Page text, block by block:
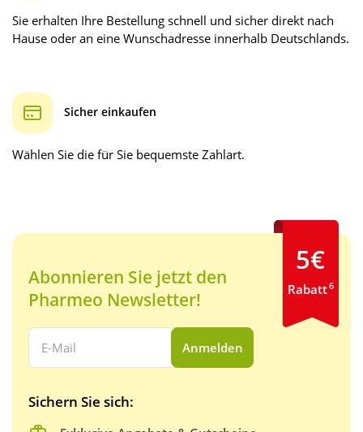
Sie erhalten Ihre Bestellung schnell und sicher direkt nach
Hause oder an eine Wunschadresse innerhalb Deutschlands.
Sicher einkaufen
Wählen Sie die für Sie bequemste Zahlart.
Abonnieren Sie jetzt den
Pharmeo Newsletter!
Ihre E-Mail Adresse:
Anmelden
Sichern Sie sich:
5€
Rabatt6